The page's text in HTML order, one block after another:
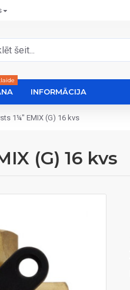
INFORMĀCIJA
1¼" EMIX (G) 16 kvs
(G) 16 kvs